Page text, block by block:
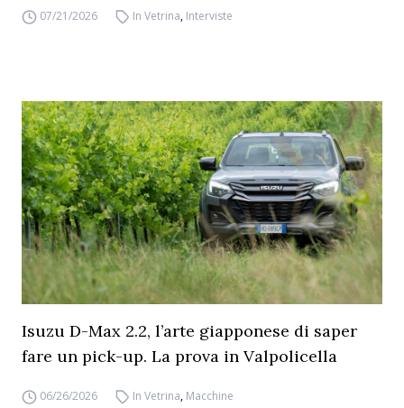
07/21/2026 In Vetrina, Interviste
Isuzu D-Max 2.2, l’arte giapponese di saper
fare un pick-up. La prova in Valpolicella
06/26/2026 In Vetrina, Macchine